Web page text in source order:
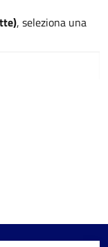
, seleziona una